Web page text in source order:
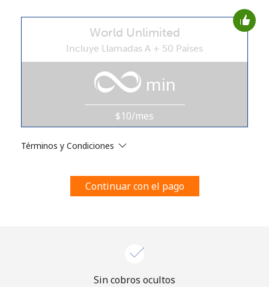
estosTérminos y condiciones.
Únete
¡Hola!
Inicia sesión oREGÍSTRATE →
World Unlimited
Incluye Llamadas A + 50 Países
min
$10/mes
Términos y Condiciones
Continuar con el pago
Sin cobros ocultos